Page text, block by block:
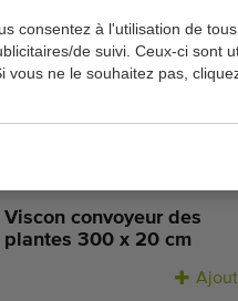
consentez à l'utilisation de
de suivi. Ceux-ci sont
vous ne le souhaitez pas,
Viscon convoyeur des
plantes 300 x 20 cm